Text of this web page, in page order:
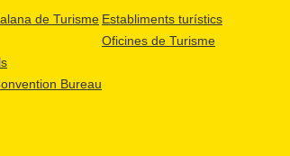
de Turisme
Bureau
Establiments turístics
Oficines de Turisme